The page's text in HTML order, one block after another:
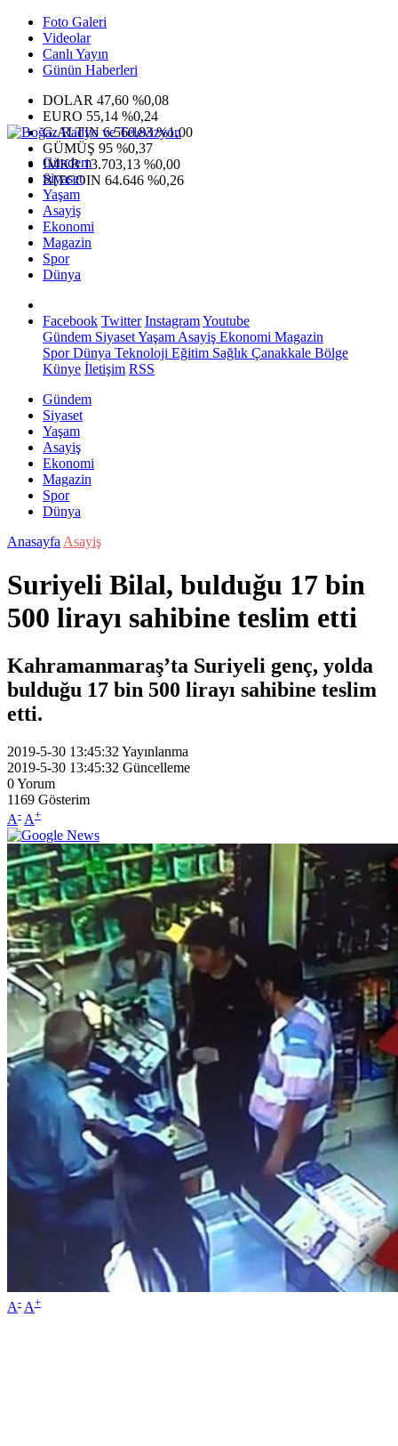
Foto Galeri
Videolar
Canlı Yayın
Günün Haberleri
DOLAR 47,60 %0,08
EURO 55,14 %0,24
G.ALTIN6.560,83 %1,00
GÜMÜŞ 95 %0,37
IMKB13.703,13 %0,00
BITCOIN 64.646 %0,26
Gündem
Siyaset
Yaşam
Asayiş
Ekonomi
Magazin
Spor
Dünya
Facebook Twitter InstagramYoutube
Gündem SiyasetYaşam Asayiş Ekonomi Magazin
SporDünya Teknoloji Eğitim Sağlık Çanakkale Bölge
Künye İletişim RSS
Gündem
Siyaset
Yaşam
Asayiş
Ekonomi
Magazin
Spor
Dünya
Anasayfa Asayiş
Suriyeli Bilal, bulduğu 17 bin
500 lirayı sahibine teslim etti
Kahramanmaraş’ta Suriyeli genç, yolda
bulduğu 17 bin 500 lirayı sahibine teslim
etti.
2019-5-30 13:45:32 Yayınlanma
2019-5-30 13:45:32 Güncelleme
0Yorum
1169 Gösterim
A- A+
A- A+